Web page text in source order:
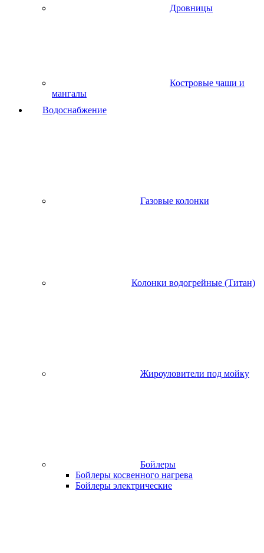
Дровницы
Костровые чаши и
мангалы
Водоснабжение
Газовые колонки
Колонки водогрейные (Титан)
Жироуловители под мойку
Бойлеры
Бойлеры косвенного нагрева
Бойлеры электрические